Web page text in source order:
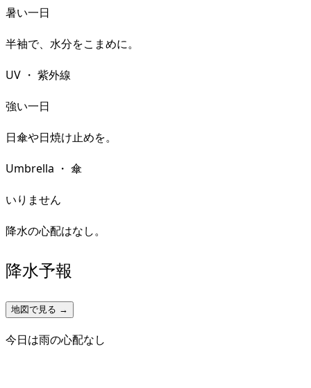
暑い一日
半袖で、水分をこまめに。
UV ・ 紫外線
強い一日
日傘や日焼け止めを。
Umbrella ・ 傘
いりません
降水の心配はなし。
降水予報
地図で見る →
今日は雨の心配なし